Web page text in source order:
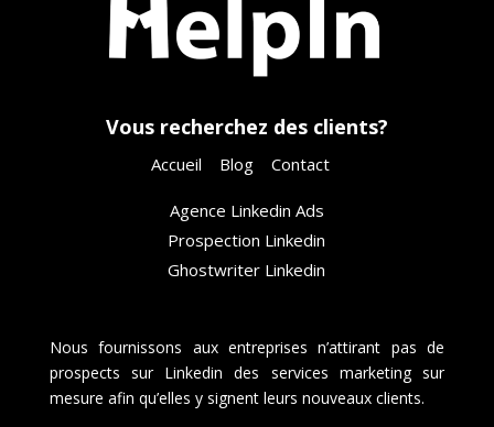
Vous recherchez des clients?
Accueil Blog Contact
Agence Linkedin Ads
Prospection Linkedin
Ghostwriter Linkedin
Nous fournissons aux entreprises n’attirant pas de
prospects sur Linkedin des services marketing sur
mesure afin qu’elles y signent leurs nouveaux clients.